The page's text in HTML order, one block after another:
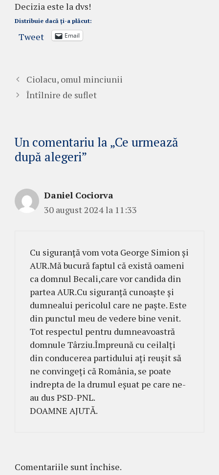
Decizia este la dvs!
Distribuie dacă ți-a plăcut:
Tweet Email
Ciolacu, omul minciunii
Întîlnire de suflet
Un comentariu la „Ce urmează
după alegeri”
Daniel Cociorva
30 august 2024 la 11:33
Cu siguranță vom vota George Simion și
AUR.Mă bucură faptul că există oameni
ca domnul Becali,care vor candida din
partea AUR.Cu siguranță cunoaște și
dumnealui pericolul care ne paște. Este
din punctul meu de vedere bine venit.
Tot respectul pentru dumneavoastră
domnule Târziu.Împreună cu ceilalți
din conducerea partidului ați reușit să
ne convingeți că România, se poate
indrepta de la drumul eșuat pe care ne-
au dus PSD-PNL.
DOAMNE AJUTĂ.
Comentariile sunt închise.